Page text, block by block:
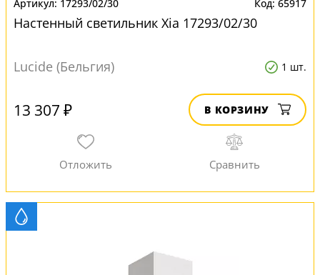
17293/02/30 65917
Настенный светильник Xia 17293/02/30
Lucide (Бельгия) 1 шт.
13 307 ₽ В КОРЗИНУ